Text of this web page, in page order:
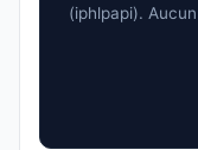
(iphlpapi).